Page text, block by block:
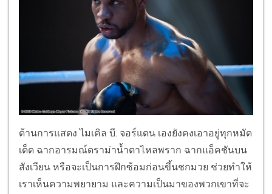
ด้านการแสดง ไมเคิล บี. จอร์แดน เองยังคงเอาอยู่ทุกหมัด
เด็ด ฉากอารมณ์ดราม่าน้ำตาไหลพราก ฉากแอ็คชันบน
สังเวียน หรือจะเป็นการฝึกซ้อมก่อนขึ้นชกมวย ช่วยทำให้
เราเห็นความพยายาม และความเป็นมาของพวกเขาที่จะ